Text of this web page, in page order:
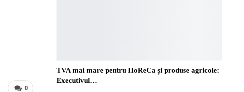
0
TVA mai mare pentru HoReCa și produse agricole:
Executivul…